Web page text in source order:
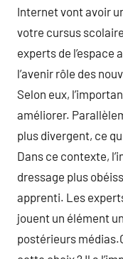
Internet vont avoir
votre cursus
experts de
l’avenir rôle des
Selon eux,
améliorer.
plus divergent, ce
Dans ce contexte,
dressage plus
apprenti. Les
jouent un élément
postérieurs